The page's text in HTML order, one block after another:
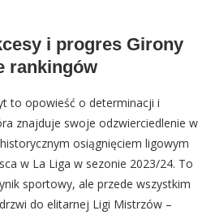
i progres Girony
rankingów
to opowieść o determinacji i
znajduje swoje odzwierciedlenie w
osiągnięciem ligowym
w La Liga w sezonie 2023/24. To
sportowy, ale przede wszystkim
do elitarnej Ligi Mistrzów –